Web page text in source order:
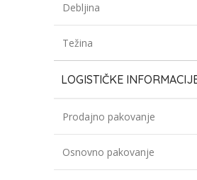
Debljina
Težina
LOGISTIČKE
Prodajno pakovanje
Osnovno pakovanje